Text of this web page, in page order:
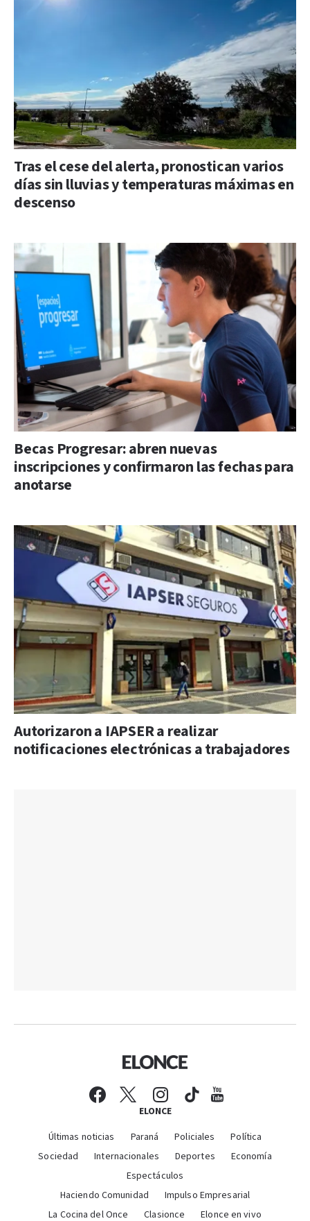
Tras el cese del alerta, pronostican varios
días sin lluvias y temperaturas máximas en
descenso
Becas Progresar: abren nuevas
inscripciones y confirmaron las fechas para
anotarse
Autorizaron a IAPSER a realizar
notificaciones electrónicas a trabajadores
ELONCE
Últimas noticias Paraná Policiales
Política
Sociedad
Internacionales Deportes
Economía
Espectáculos
Haciendo Comunidad
Impulso Empresarial
La Cocina del Once
Clasionce Elonce en vivo